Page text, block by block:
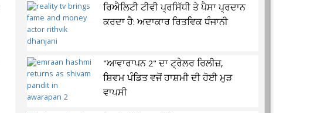
ਰਿਐਲਿਟੀ ਟੀਵੀ ਪ੍ਰਸਿੱਧੀ ਤੇ ਪੈਸਾ ਪ੍ਰਦਾਨ
ਕਰਦਾ ਹੈ: ਅਦਾਕਾਰ ਰਿਤਵਿਕ ਧੰਜਾਨੀ
"ਆਵਾਰਾਪਨ 2" ਦਾ ਟ੍ਰੇਲਰ ਰਿਲੀਜ਼,
ਸ਼ਿਵਮ ਪੰਡਿਤ ਵਜੋਂ ਹਾਸ਼ਮੀ ਦੀ ਹੋਈ ਮੁੜ
ਵਾਪਸੀ